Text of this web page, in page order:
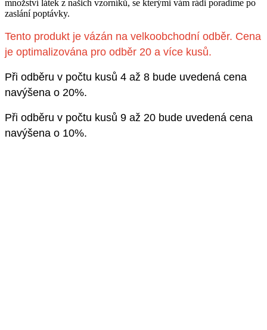
množství látek z našich vzorníků, se kterými vám rádi poradíme po
zaslání poptávky.
Tento produkt je vázán na velkoobchodní odběr. Cena
je optimalizována pro odběr 20 a více kusů.
Při odběru v počtu kusů 4 až 8 bude uvedená cena
navýšena o 20%.
Při odběru v počtu kusů 9 až 20 bude uvedená cena
navýšena o 10%.